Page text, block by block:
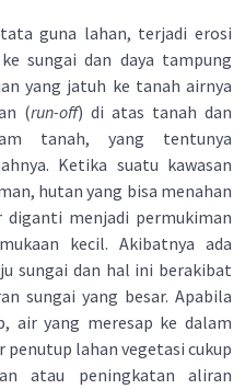
guna lahan, terjadi erosi
sungai dan daya tampung
yang jatuh ke tanah airnya
(run-off) di atas tanah dan
tanah, yang tentunya
Ketika suatu kawasan
hutan yang bisa menahan
diganti menjadi permukiman
kecil. Akibatnya ada
sungai dan hal ini berakibat
sungai yang besar. Apabila
air yang meresap ke dalam
lahan vegetasi cukup
atau peningkatan aliran